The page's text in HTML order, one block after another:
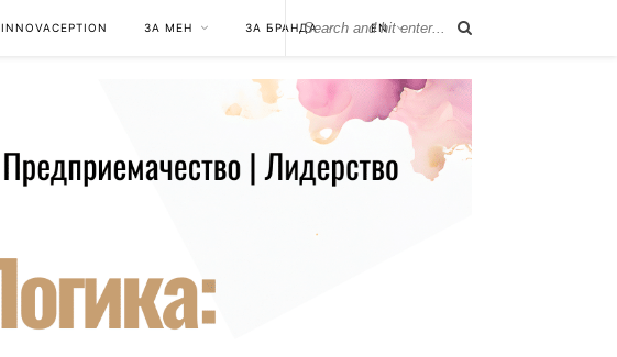
INNOVACEPTION ЗА МЕН ЗА БРАНДА EN